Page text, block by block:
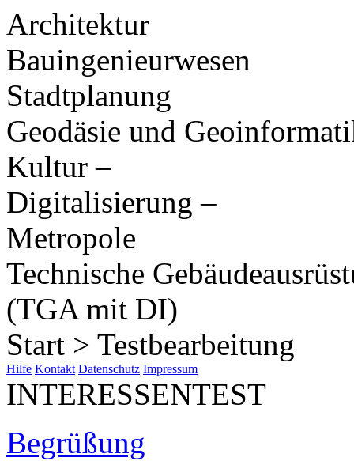
Architektur
Bauingenieurwesen
Stadtplanung
Geodäsie und
Kultur –
Digitalisierung –
Metropole
Technische
(TGA mit DI)
Start > Testbearbeitung
Hilfe Kontakt Datenschutz Impressum
INTERESSENTEST
Begrüßung